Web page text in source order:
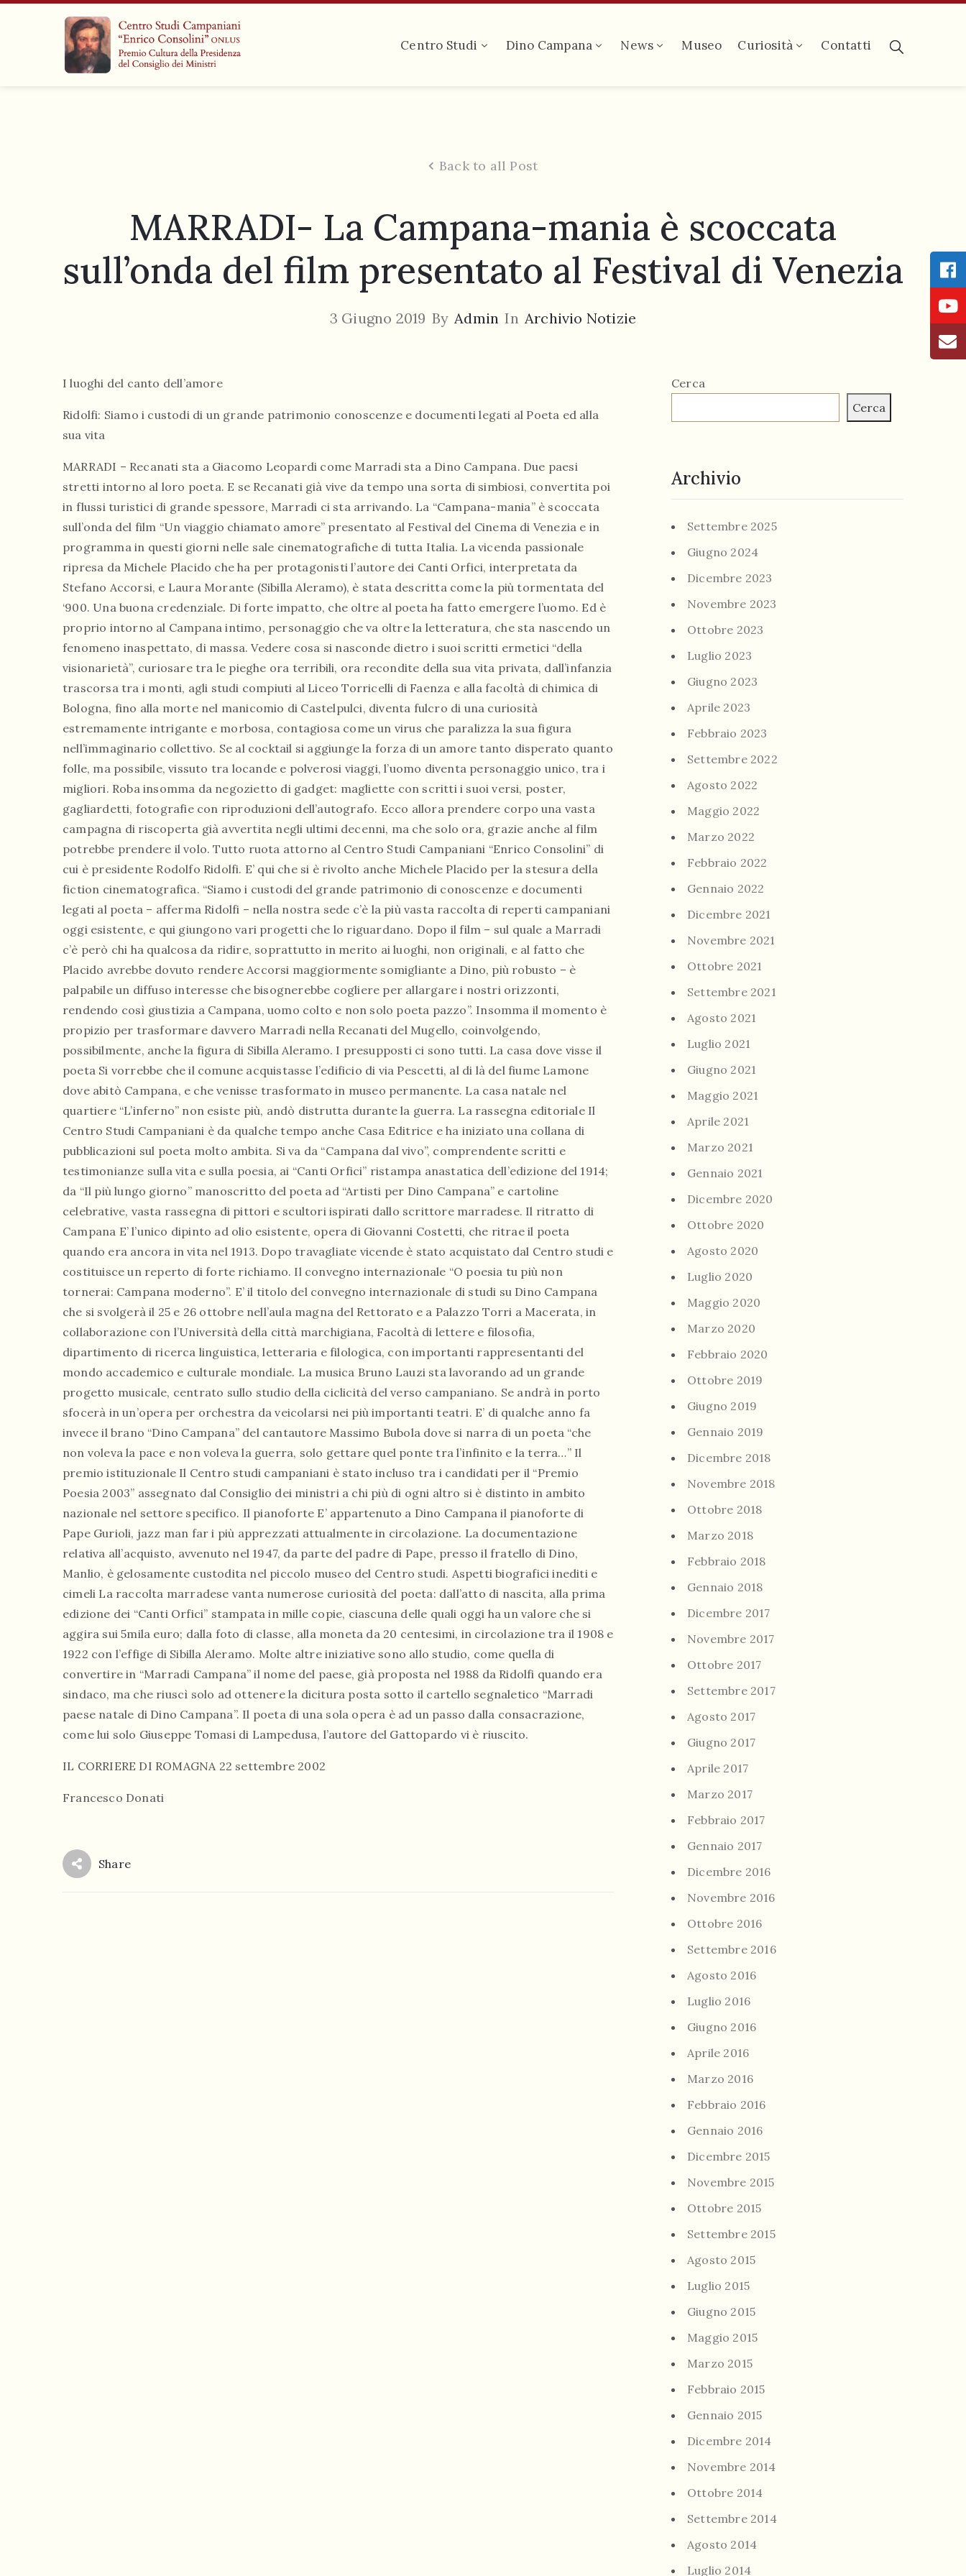
Centro Studi Dino Campana News Museo Curiosità Contatti
Back to all Post
MARRADI- La Campana-mania è scoccata
sull’onda del film presentato al Festival di Venezia
3 Giugno 2019 By Admin In Archivio Notizie
I luoghi del canto dell’amore
Ridolfi: Siamo i custodi di un grande patrimonio conoscenze e documenti legati al Poeta ed alla
sua vita
MARRADI – Recanati sta a Giacomo Leopardi come Marradi sta a Dino Campana. Due paesi
stretti intorno al loro poeta. E se Recanati già vive da tempo una sorta di simbiosi, convertita poi
in flussi turistici di grande spessore, Marradi ci sta arrivando. La “Campana-mania” è scoccata
sull’onda del film “Un viaggio chiamato amore” presentato al Festival del Cinema di Venezia e in
programma in questi giorni nelle sale cinematografiche di tutta Italia. La vicenda passionale
ripresa da Michele Placido che ha per protagonisti l’autore dei Canti Orfici, interpretata da
Stefano Accorsi, e Laura Morante (Sibilla Aleramo), è stata descritta come la più tormentata del
‘900. Una buona credenziale. Di forte impatto, che oltre al poeta ha fatto emergere l’uomo. Ed è
proprio intorno al Campana intimo, personaggio che va oltre la letteratura, che sta nascendo un
fenomeno inaspettato, di massa. Vedere cosa si nasconde dietro i suoi scritti ermetici “della
visionarietà”, curiosare tra le pieghe ora terribili, ora recondite della sua vita privata, dall’infanzia
trascorsa tra i monti, agli studi compiuti al Liceo Torricelli di Faenza e alla facoltà di chimica di
Bologna, fino alla morte nel manicomio di Castelpulci, diventa fulcro di una curiosità
estremamente intrigante e morbosa, contagiosa come un virus che paralizza la sua figura
nell’immaginario collettivo. Se al cocktail si aggiunge la forza di un amore tanto disperato quanto
folle, ma possibile, vissuto tra locande e polverosi viaggi, l’uomo diventa personaggio unico, tra i
migliori. Roba insomma da negozietto di gadget: magliette con scritti i suoi versi, poster,
gagliardetti, fotografie con riproduzioni dell’autografo. Ecco allora prendere corpo una vasta
campagna di riscoperta già avvertita negli ultimi decenni, ma che solo ora, grazie anche al film
potrebbe prendere il volo. Tutto ruota attorno al Centro Studi Campaniani “Enrico Consolini” di
cui è presidente Rodolfo Ridolfi. E’ qui che si è rivolto anche Michele Placido per la stesura della
fiction cinematografica. “Siamo i custodi del grande patrimonio di conoscenze e documenti
legati al poeta – afferma Ridolfi – nella nostra sede c’è la più vasta raccolta di reperti campaniani
oggi esistente, e qui giungono vari progetti che lo riguardano. Dopo il film – sul quale a Marradi
c’è però chi ha qualcosa da ridire, soprattutto in merito ai luoghi, non originali, e al fatto che
Placido avrebbe dovuto rendere Accorsi maggiormente somigliante a Dino, più robusto – è
palpabile un diffuso interesse che bisognerebbe cogliere per allargare i nostri orizzonti,
rendendo così giustizia a Campana, uomo colto e non solo poeta pazzo”. Insomma il momento è
propizio per trasformare davvero Marradi nella Recanati del Mugello, coinvolgendo,
possibilmente, anche la figura di Sibilla Aleramo. I presupposti ci sono tutti. La casa dove visse il
poeta Si vorrebbe che il comune acquistasse l’edificio di via Pescetti, al di là del fiume Lamone
dove abitò Campana, e che venisse trasformato in museo permanente. La casa natale nel
quartiere “L’inferno” non esiste più, andò distrutta durante la guerra. La rassegna editoriale Il
Centro Studi Campaniani è da qualche tempo anche Casa Editrice e ha iniziato una collana di
pubblicazioni sul poeta molto ambita. Si va da “Campana dal vivo”, comprendente scritti e
testimonianze sulla vita e sulla poesia, ai “Canti Orfici” ristampa anastatica dell’edizione del 1914;
da “Il più lungo giorno” manoscritto del poeta ad “Artisti per Dino Campana” e cartoline
celebrative, vasta rassegna di pittori e scultori ispirati dallo scrittore marradese. Il ritratto di
Campana E’ l’unico dipinto ad olio esistente, opera di Giovanni Costetti, che ritrae il poeta
quando era ancora in vita nel 1913. Dopo travagliate vicende è stato acquistato dal Centro studi e
costituisce un reperto di forte richiamo. Il convegno internazionale “O poesia tu più non
tornerai: Campana moderno”. E’ il titolo del convegno internazionale di studi su Dino Campana
che si svolgerà il 25 e 26 ottobre nell’aula magna del Rettorato e a Palazzo Torri a Macerata, in
collaborazione con l’Università della città marchigiana, Facoltà di lettere e filosofia,
dipartimento di ricerca linguistica, letteraria e filologica, con importanti rappresentanti del
mondo accademico e culturale mondiale. La musica Bruno Lauzi sta lavorando ad un grande
progetto musicale, centrato sullo studio della ciclicità del verso campaniano. Se andrà in porto
sfocerà in un’opera per orchestra da veicolarsi nei più importanti teatri. E’ di qualche anno fa
invece il brano “Dino Campana” del cantautore Massimo Bubola dove si narra di un poeta “che
non voleva la pace e non voleva la guerra, solo gettare quel ponte tra l’infinito e la terra…” Il
premio istituzionale Il Centro studi campaniani è stato incluso tra i candidati per il “Premio
Poesia 2003” assegnato dal Consiglio dei ministri a chi più di ogni altro si è distinto in ambito
nazionale nel settore specifico. Il pianoforte E’ appartenuto a Dino Campana il pianoforte di
Pape Gurioli, jazz man far i più apprezzati attualmente in circolazione. La documentazione
relativa all’acquisto, avvenuto nel 1947, da parte del padre di Pape, presso il fratello di Dino,
Manlio, è gelosamente custodita nel piccolo museo del Centro studi. Aspetti biografici inediti e
cimeli La raccolta marradese vanta numerose curiosità del poeta: dall’atto di nascita, alla prima
edizione dei “Canti Orfici” stampata in mille copie, ciascuna delle quali oggi ha un valore che si
aggira sui 5mila euro; dalla foto di classe, alla moneta da 20 centesimi, in circolazione tra il 1908 e
1922 con l’effige di Sibilla Aleramo. Molte altre iniziative sono allo studio, come quella di
convertire in “Marradi Campana” il nome del paese, già proposta nel 1988 da Ridolfi quando era
sindaco, ma che riuscì solo ad ottenere la dicitura posta sotto il cartello segnaletico “Marradi
paese natale di Dino Campana”. Il poeta di una sola opera è ad un passo dalla consacrazione,
come lui solo Giuseppe Tomasi di Lampedusa, l’autore del Gattopardo vi è riuscito.
IL CORRIERE DI ROMAGNA 22 settembre 2002
Francesco Donati
Share
Cerca
Cerca
Archivio
Settembre 2025
Giugno 2024
Dicembre 2023
Novembre 2023
Ottobre 2023
Luglio 2023
Giugno 2023
Aprile 2023
Febbraio 2023
Settembre 2022
Agosto 2022
Maggio 2022
Marzo 2022
Febbraio 2022
Gennaio 2022
Dicembre 2021
Novembre 2021
Ottobre 2021
Settembre 2021
Agosto 2021
Luglio 2021
Giugno 2021
Maggio 2021
Aprile 2021
Marzo 2021
Gennaio 2021
Dicembre 2020
Ottobre 2020
Agosto 2020
Luglio 2020
Maggio 2020
Marzo 2020
Febbraio 2020
Ottobre 2019
Giugno 2019
Gennaio 2019
Dicembre 2018
Novembre 2018
Ottobre 2018
Marzo 2018
Febbraio 2018
Gennaio 2018
Dicembre 2017
Novembre 2017
Ottobre 2017
Settembre 2017
Agosto 2017
Giugno 2017
Aprile 2017
Marzo 2017
Febbraio 2017
Gennaio 2017
Dicembre 2016
Novembre 2016
Ottobre 2016
Settembre 2016
Agosto 2016
Luglio 2016
Giugno 2016
Aprile 2016
Marzo 2016
Febbraio 2016
Gennaio 2016
Dicembre 2015
Novembre 2015
Ottobre 2015
Settembre 2015
Agosto 2015
Luglio 2015
Giugno 2015
Maggio 2015
Marzo 2015
Febbraio 2015
Gennaio 2015
Dicembre 2014
Novembre 2014
Ottobre 2014
Settembre 2014
Agosto 2014
Luglio 2014